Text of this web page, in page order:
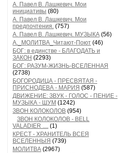
А. Павел В. Лашкевич. Мои
инициативы (80)
А. Павел В. Лашкевич. Мои
предпочтения. (757)
А. Павел В. Лашкевич. МУЗЫКА (56)
А._МОЛИТВА_Читают-Поют (46)
БОГ: в единстве - БЛАГОДАТЬ и
ЗАКОН (2293)
БОГ: РАЗУМ-ЖИЗНЬ-ВСЕЛЕННАЯ
(2738)
БОГОРОДИЦА - ПРЕСВЯТАЯ -
ПРИСНОДЕВА - МАРИЯ (587)
ДВИЖЕНИЕ: ЗВУК - ГОЛОС - ПЕНИЕ -
МУЗЫКА - ШУМ (1242)
ЗВОН КОЛОКОЛОВ (954)
ЗВОН КОЛОКОЛОВ - BELL
VALADIER .... (1)
КРЕСТ - ХРАНИТЕЛЬ ВСЕЯ
ВСЕЛЕННЫЯ (739)
МОЛИТВА (2967)